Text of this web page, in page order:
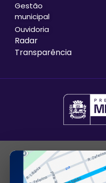
Gestão
municipal
Ouvidoria
Radar
Transparência